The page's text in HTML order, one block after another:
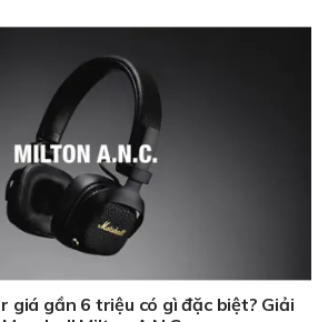
giá gần 6 triệu có gì đặc biệt? Giải